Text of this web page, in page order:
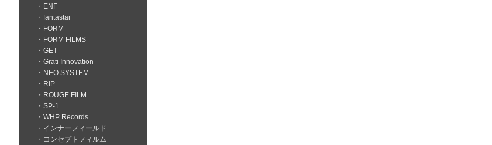
ENF
fantastar
FORM
FORM FILMS
GET
Grati Innovation
NEO SYSTEM
RIP
ROUGE FILM
SP-1
WHP Records
インナーフィールド
コンセプトフィルム